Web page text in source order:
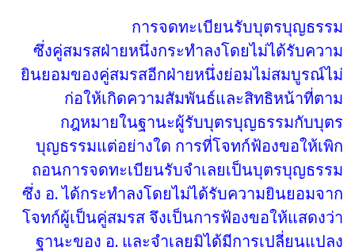
การจดทะเบียนรับบุตรบุญธรรม
ซึ่งคู่สมรสฝ่ายหนึ่งกระทำลงโดยไม่ได้รับความ
ยินยอมของคู่สมรสอีกฝ่ายหนึ่งย่อมไม่สมบูรณ์ไม่
ก่อให้เกิดความสัมพันธ์และสิทธิหน้าที่ตาม
กฎหมายในฐานะผู้รับบุตรบุญธรรมกับบุตร
บุญธรรมแต่อย่างใด การที่โจทก์ฟ้องขอให้เพิก
ถอนการจดทะเบียนรับจำเลยเป็นบุตรบุญธรรม
ซึ่ง อ. ได้กระทำลงโดยไม่ได้รับความยินยอมจาก
โจทก์ผู้เป็นคู่สมรส จึงเป็นการฟ้องขอให้แสดงว่า
ฐานะของ อ. และจำเลยมิได้มีการเปลี่ยนแปลง